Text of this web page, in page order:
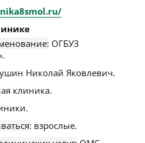
ОГБУЗ
Николай Яковлевич.
клиника.
взрослые.